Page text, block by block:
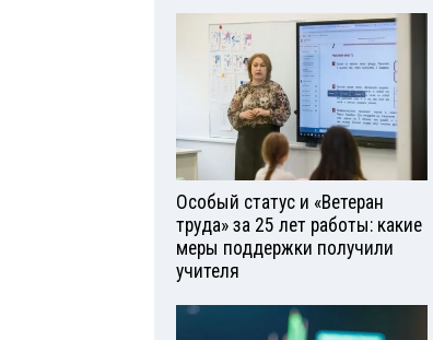
Особый статус и «Ветеран
труда» за 25 лет работы: какие
меры поддержки получили
учителя